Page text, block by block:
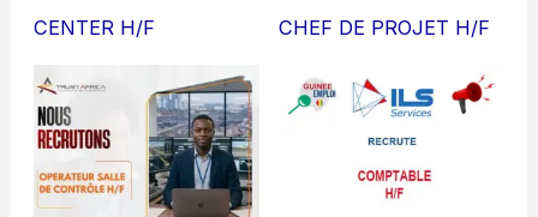
CENTER H/F
CHEF DE PROJET H/F